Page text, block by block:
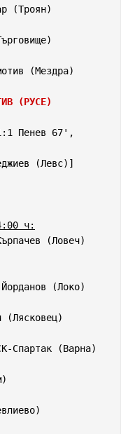
(Троян)
(Мездра)
(РУСЕ)
Пенев 67',
(Левс)]
ч:
(Ловеч)
(Локо)
(Лясковец)
Спартак (Варна)